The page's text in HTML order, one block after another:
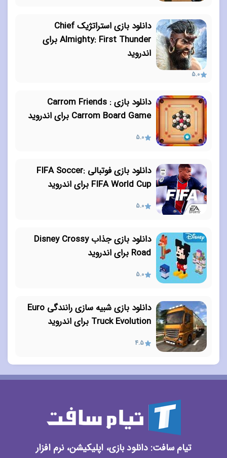
دانلود بازی استراتژیک Chief
Almighty: First Thunder برای
اندروید
5.0
دانلود بازی Carrom Friends :
Carrom Board Game برای اندروید
5.0
دانلود بازی فوتبالی FIFA Soccer:
FIFA World Cup برای اندروید
5.0
دانلود بازی جذاب Disney Crossy
Road برای اندروید
5.0
دانلود بازی شبیه سازی رانندگی Euro
Truck Evolution برای اندروید
4.5
تیام سافت: دانلود بازی، اپلیکیشن، نرم افزار